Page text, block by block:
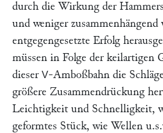
durch die Wirkung der
und weniger
entgegengesetzte Erfolg
müssen in Folge der keilartigen
dieser V-Amboßbahn die
größere Zusammendrückung
Leichtigkeit und Schnelligkeit,
geformtes Stück, wie Wellen